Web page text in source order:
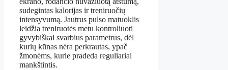
sudegintas kalorijas ir treniruočių
intensyvumą. Jautrus pulso matuoklis
leidžia treniruotės metu kontroliuoti
gyvybiškai svarbius parametrus, dėl
kurių kūnas nėra perkrautas, ypač
žmonėms, kurie pradeda reguliariai
mankštintis.